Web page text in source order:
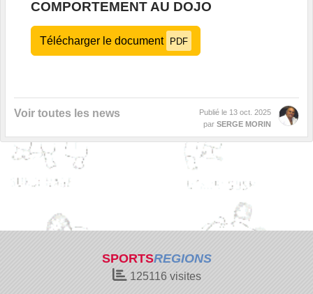
COMPORTEMENT AU DOJO
Télécharger le document PDF
Voir toutes les news Publié le 13 oct. 2025
par SERGE MORIN
SPORTSREGIONS
125116 visites